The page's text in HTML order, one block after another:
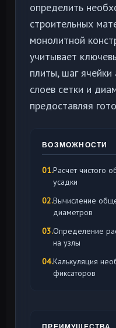
определить
строительных
монолитной
учитывает
плиты, шаг ячейки
слоев сетки и
предоставляя
ВОЗМОЖНОСТИ
01.Расчет чистого
усадки
02.Вычисление
диаметров
03.Определение
на узлы
04.Калькуляция
фиксаторов